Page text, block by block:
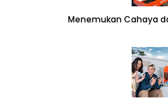
Menemukan Cahaya